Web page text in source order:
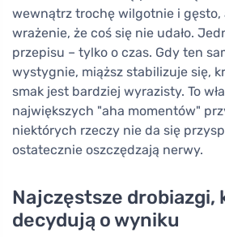
wewnątrz trochę wilgotnie i gęsto,
wrażenie, że coś się nie udało.
przepisu – tylko o czas. Gdy ten
wystygnie, miąższ stabilizuje się,
smak jest bardziej wyrazisty. To
największych "aha momentów"
niektórych rzeczy nie da się
ostatecznie oszczędzają nerwy.
Najczęstsze drobiazgi,
decydują o wyniku